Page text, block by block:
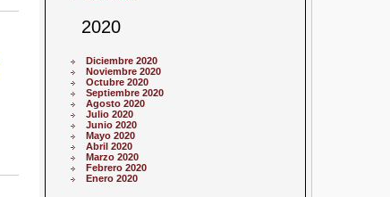
2020
Diciembre 2020
Noviembre 2020
Octubre 2020
Septiembre 2020
Agosto 2020
Julio 2020
Junio 2020
Mayo 2020
Abril 2020
Marzo 2020
Febrero 2020
Enero 2020